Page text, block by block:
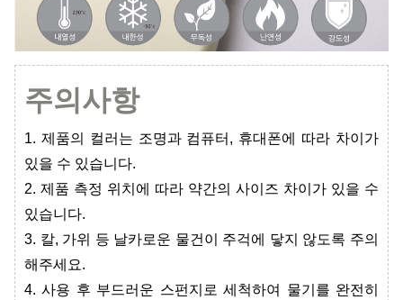
주의사항
1. 제품의 컬러는 조명과 컴퓨터, 휴대폰에 따라 차이가
있을 수 있습니다.
2. 제품 측정 위치에 따라 약간의 사이즈 차이가 있을 수
있습니다.
3. 칼, 가위 등 날카로운 물건이 주걱에 닿지 않도록 주의
해주세요.
4. 사용 후 부드러운 스펀지로 세척하여 물기를 완전히